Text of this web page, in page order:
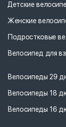
Детские
Женские
Подростковые
Велосипед для
Велосипеды 29
Велосипеды 18
Велосипеды 16